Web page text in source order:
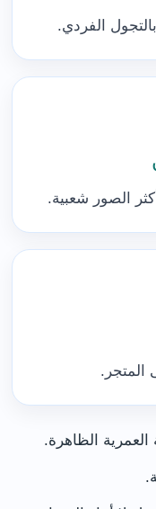
الفردي.
الصور شعبية.
المتجر.
الظاهرة.